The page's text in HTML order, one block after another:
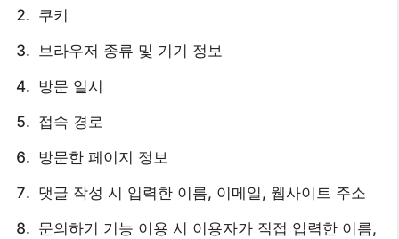
쿠키
브라우저 종류 및 기기 정보
방문 일시
접속 경로
방문한 페이지 정보
댓글 작성 시 입력한 이름, 이메일, 웹사이트 주소
문의하기 기능 이용 시 이용자가 직접 입력한 이름,